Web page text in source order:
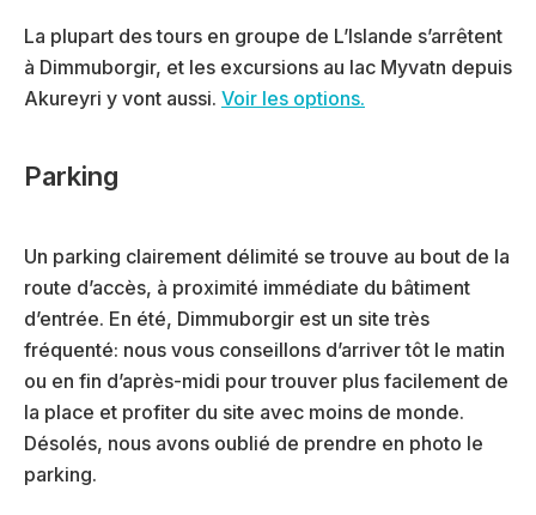
La plupart des tours en groupe de L’Islande s’arrêtent
à Dimmuborgir, et les excursions au lac Myvatn depuis
Akureyri y vont aussi. Voir les options.
Parking
Un parking clairement délimité se trouve au bout de la
route d’accès, à proximité immédiate du bâtiment
d’entrée. En été, Dimmuborgir est un site très
fréquenté: nous vous conseillons d’arriver tôt le matin
ou en fin d’après-midi pour trouver plus facilement de
la place et profiter du site avec moins de monde.
Désolés, nous avons oublié de prendre en photo le
parking.